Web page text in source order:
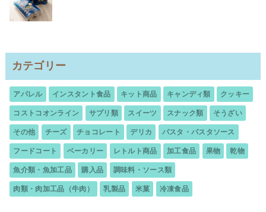
カテゴリー
アパレル インスタント食品 キット商品 キャンディ類 クッキー
コストコオンライン サプリ類 スイーツ スナック類 そうざい
その他 チーズ チョコレート デリカ パスタ・パスタソース
フードコート ベーカリー レトルト商品 加工食品 果物 乾物
魚介類・魚加工品 購入品 調味料・ソース類
肉類・肉加工品（牛肉） 乳製品 米菓 冷凍食品